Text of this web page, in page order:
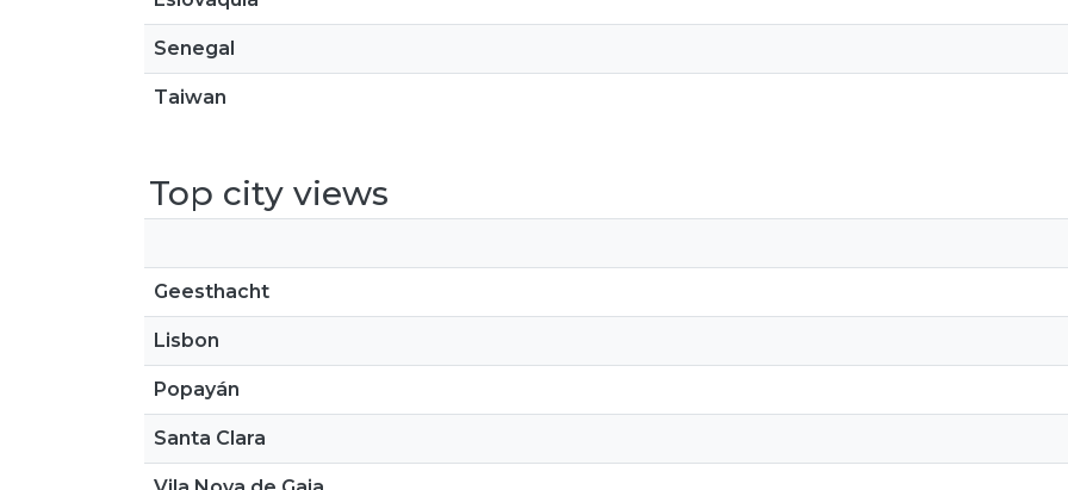
Senegal
Taiwan
Top city views
Geesthacht
Lisbon
Popayán
Santa Clara